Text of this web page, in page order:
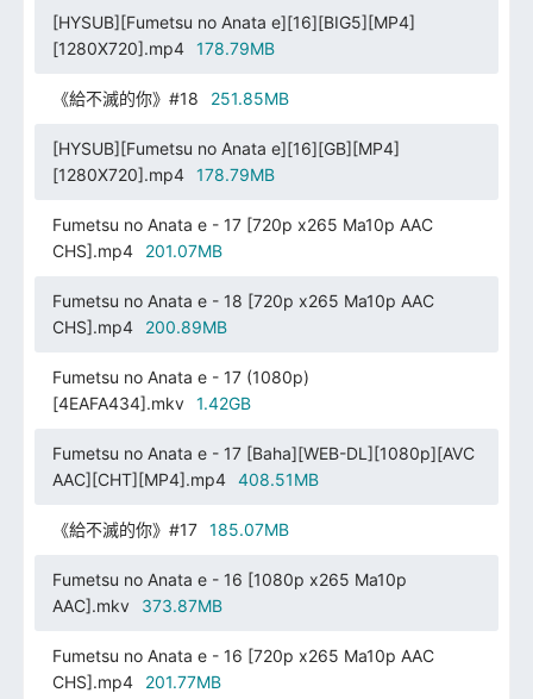
[HYSUB][Fumetsu no Anata e][16][BIG5][MP4]
[1280X720].mp4
178.79MB
《給不滅的你》#18 251.85MB
[HYSUB][Fumetsu no Anata e][16][GB][MP4]
[1280X720].mp4
178.79MB
Fumetsu no Anata e - 17 [720p x265 Ma10p AAC
CHS].mp4
201.07MB
Fumetsu no Anata e - 18 [720p x265 Ma10p AAC
CHS].mp4
200.89MB
Fumetsu no Anata e - 17 (1080p)
[4EAFA434].mkv
1.42GB
Fumetsu no Anata e - 17 [Baha][WEB-DL][1080p][AVC
AAC][CHT][MP4].mp4
408.51MB
《給不滅的你》#17 185.07MB
Fumetsu no Anata e - 16 [1080p x265 Ma10p
AAC].mkv
373.87MB
Fumetsu no Anata e - 16 [720p x265 Ma10p AAC
CHS].mp4
201.77MB